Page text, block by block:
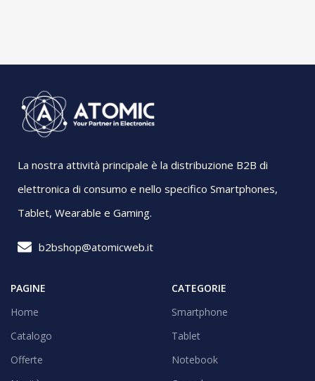
La nostra attività principale è la distribuzione B2B di
elettronica di consumo e nello specifico Smartphones,
Tablet, Wearable e Gaming.
b2bshop@atomicweb.it
PAGINE
Home
Catalogo
Offerte
CATEGORIE
Smartphone
Tablet
Notebook